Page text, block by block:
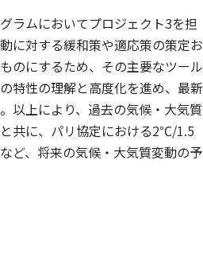
ラムにおいてプロジェクト3を担
に対する緩和策や適応策の策定お
のにするため、その主要なツール
特性の理解と高度化を進め、最新
以上により、過去の気候・大気質
共に、パリ協定における2℃/1.5
ど、将来の気候・大気質変動の予